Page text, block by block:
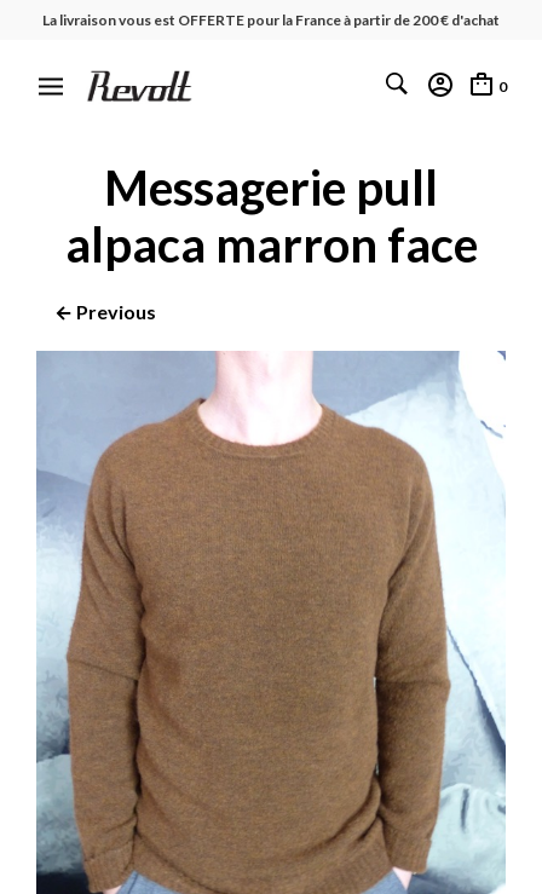
La livraison vous est OFFERTE pour la France à partir de 200 € d'achat
0
Messagerie pull
alpaca marron face
← Previous